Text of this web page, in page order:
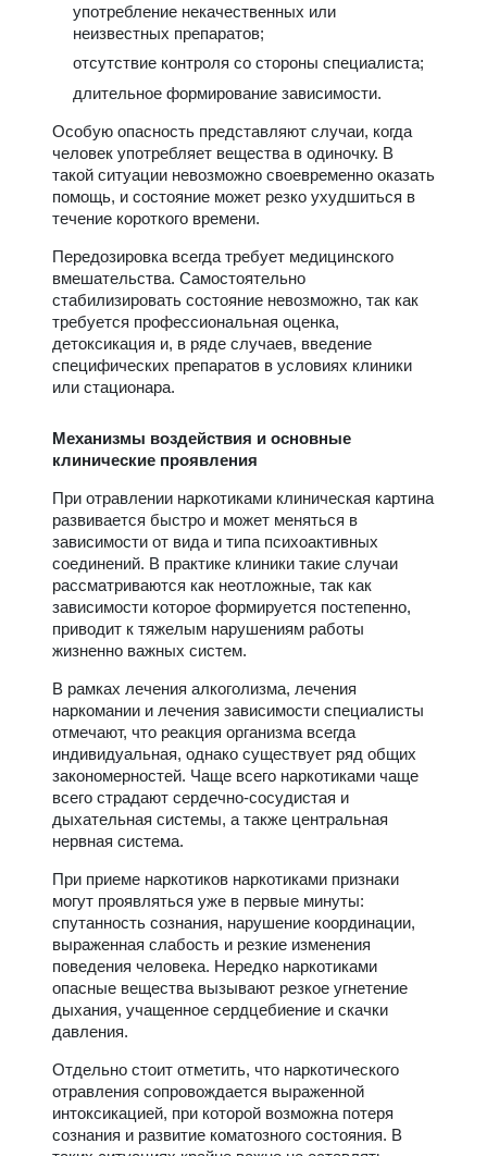
употребление некачественных или
неизвестных препаратов;
отсутствие контроля со стороны специалиста;
длительное формирование зависимости.
Особую опасность представляют случаи, когда
человек употребляет вещества в одиночку. В
такой ситуации невозможно своевременно оказать
помощь, и состояние может резко ухудшиться в
течение короткого времени.
Передозировка всегда требует медицинского
вмешательства. Самостоятельно
стабилизировать состояние невозможно, так как
требуется профессиональная оценка,
детоксикация и, в ряде случаев, введение
специфических препаратов в условиях клиники
или стационара.
Механизмы воздействия и основные
клинические проявления
При отравлении наркотиками клиническая картина
развивается быстро и может меняться в
зависимости от вида и типа психоактивных
соединений. В практике клиники такие случаи
рассматриваются как неотложные, так как
зависимости которое формируется постепенно,
приводит к тяжелым нарушениям работы
жизненно важных систем.
В рамках лечения алкоголизма, лечения
наркомании и лечения зависимости специалисты
отмечают, что реакция организма всегда
индивидуальная, однако существует ряд общих
закономерностей. Чаще всего наркотиками чаще
всего страдают сердечно-сосудистая и
дыхательная системы, а также центральная
нервная система.
При приеме наркотиков наркотиками признаки
могут проявляться уже в первые минуты:
спутанность сознания, нарушение координации,
выраженная слабость и резкие изменения
поведения человека. Нередко наркотиками
опасные вещества вызывают резкое угнетение
дыхания, учащенное сердцебиение и скачки
давления.
Отдельно стоит отметить, что наркотического
отравления сопровождается выраженной
интоксикацией, при которой возможна потеря
сознания и развитие коматозного состояния. В